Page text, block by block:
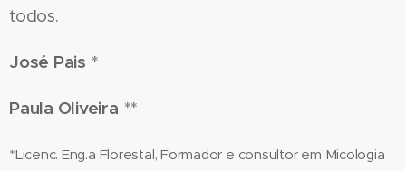
todos.
José Pais *
Paula Oliveira **
*Licenc. Eng.a Florestal, Formador e consultor em Micologia